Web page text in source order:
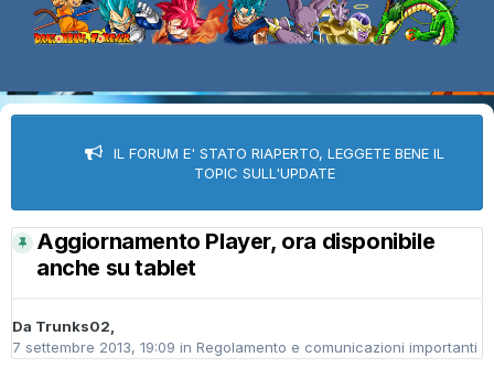
IL FORUM E' STATO RIAPERTO, LEGGETE BENE IL
TOPIC SULL'UPDATE
Aggiornamento Player, ora disponibile
anche su tablet
Da Trunks02,
7 settembre 2013, 19:09 in Regolamento e comunicazioni importanti